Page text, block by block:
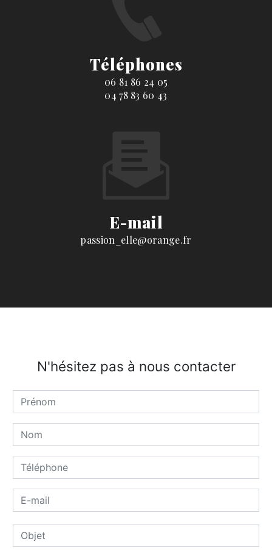
Téléphones
06 81 86 24 05
04 78 83 60 43
E-mail
passion_elle@orange.fr
N'hésitez pas à nous contacter